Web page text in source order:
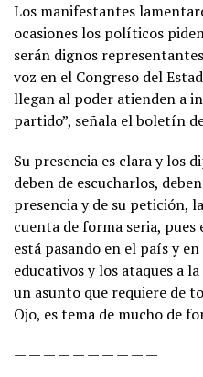
Los manifestantes
ocasiones los políticos
serán dignos
voz en el Congreso del
llegan al poder atienden a
partido”, señala el boletín
Su presencia es clara y los
deben de escucharlos,
presencia y de su petición,
cuenta de forma seria,
está pasando en el país y
educativos y los ataques a
un asunto que requiere de
Ojo, es tema de mucho de
— — — — — — — — — —